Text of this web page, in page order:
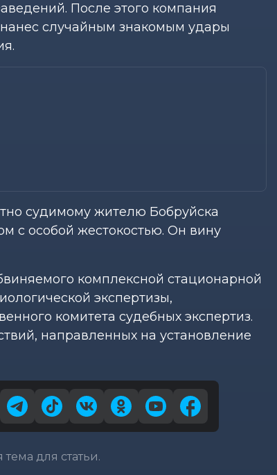
После этого компания
случайным знакомым удары
судимому жителю Бобруйска
с особой жестокостью. Он вину
комплексной стационарной
экспертизы,
комитета судебных экспертиз.
направленных на установление
тема для статьи.